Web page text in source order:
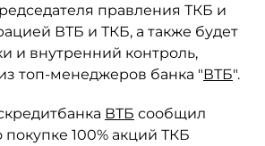
правления ТКБ и
ВТБ и ТКБ, а также будет
и внутренний контроль,
топ-менеджеров банка "ВТБ".
ВТБ сообщил
покупке 100% акций ТКБ